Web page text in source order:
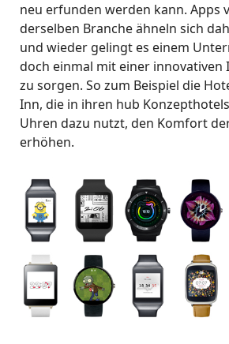
neu erfunden werden kann. Apps
derselben Branche ähneln sich
und wieder gelingt es einem
doch einmal mit einer innovativen
zu sorgen. So zum Beispiel die
Inn, die in ihren hub
Uhren dazu nutzt, den Komfort
erhöhen.